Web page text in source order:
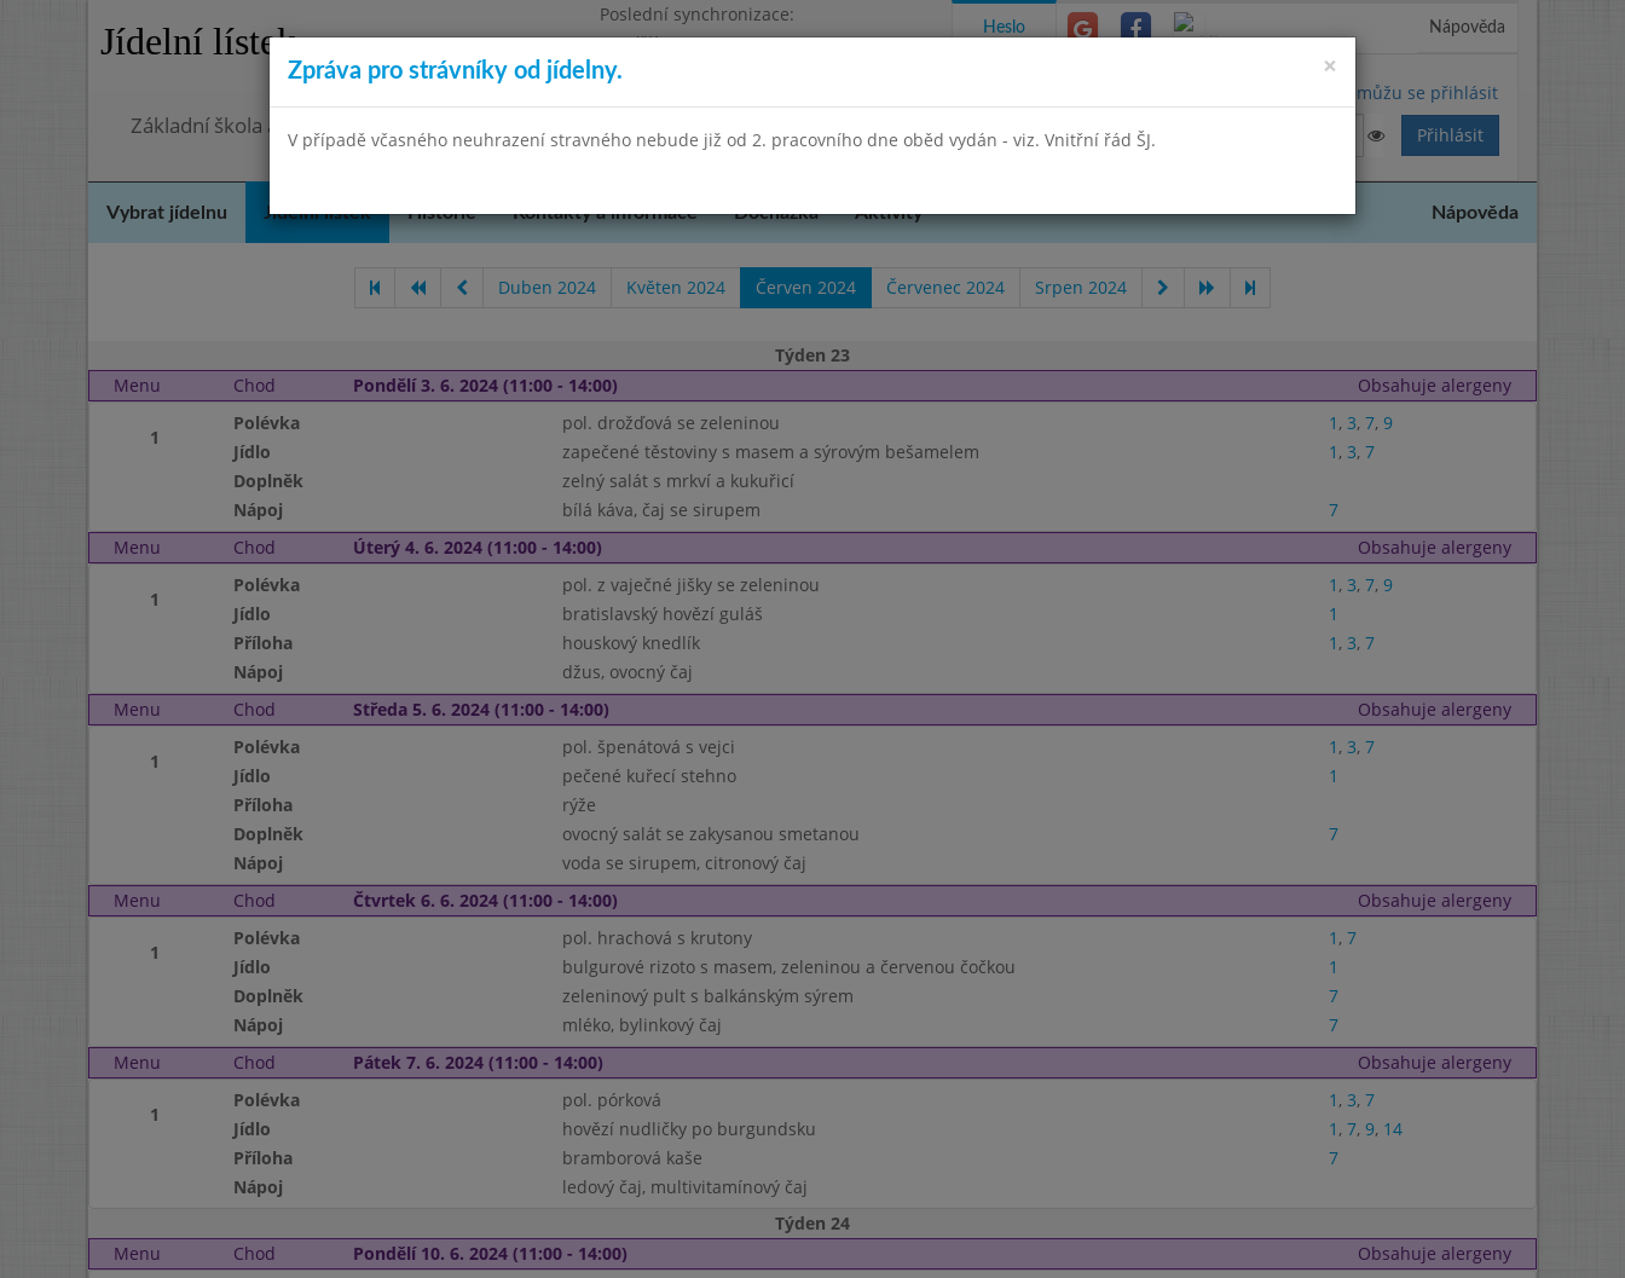
Jídelní lístek
Poslední synchronizace:
Pondělí 27.7.2026 13:26
Omezení objednávek
Základní škola a Mateřská škola, Praha 4, Ohradní 49
Heslo Nápověda
Nemůžu se přihlásit
Vybrat jídelnu Jídelní lístek Historie Kontakty a informace Docházka Aktivity Nápověda
Duben 2024 Květen 2024 Červen 2024 Červenec 2024 Srpen 2024
Týden 23
Menu
Chod Pondělí 3. 6. 2024 (11:00 - 14:00) Obsahuje alergeny
1
Polévka pol. drožďová se zeleninou 1 , 3, 7, 9
Jídlo
zapečené těstoviny s masem a sýrovým bešamelem 1 , 3, 7
Doplněk
zelný salát s mrkví a kukuřicí
Nápoj
bílá káva, čaj se sirupem
7
Menu
Chod Úterý 4. 6. 2024 (11:00 - 14:00) Obsahuje alergeny
1
Polévka pol. z vaječné jišky se zeleninou 1 , 3, 7, 9
Jídlo
bratislavský hovězí guláš
1
Příloha
houskový knedlík 1 , 3, 7
Nápoj
džus, ovocný čaj
Menu
Chod Středa 5. 6. 2024 (11:00 - 14:00) Obsahuje alergeny
1
Polévka pol. špenátová s vejci 1 , 3, 7
Jídlo
pečené kuřecí stehno
1
Příloha
rýže
Doplněk
ovocný salát se zakysanou smetanou
7
Nápoj
voda se sirupem, citronový čaj
Menu
Chod Čtvrtek 6. 6. 2024 (11:00 - 14:00) Obsahuje alergeny
1
Polévka pol. hrachová s krutony 1 , 7
Jídlo
bulgurové rizoto s masem, zeleninou a červenou čočkou
1
Doplněk
zeleninový pult s balkánským sýrem
7
Nápoj
mléko, bylinkový čaj
7
Menu
Chod Pátek 7. 6. 2024 (11:00 - 14:00) Obsahuje alergeny
1
Polévka pol. pórková 1 , 3, 7
Jídlo
hovězí nudličky po burgundsku 1 , 7, 9, 14
Příloha
bramborová kaše
7
Nápoj
ledový čaj, multivitamínový čaj
Týden 24
Menu
Chod Pondělí 10. 6. 2024 (11:00 - 14:00) Obsahuje alergeny
×
Zpráva pro strávníky od jídelny.
V případě včasného neuhrazení stravného nebude již od 2. pracovního dne oběd vydán - viz. Vnitřní řád ŠJ.